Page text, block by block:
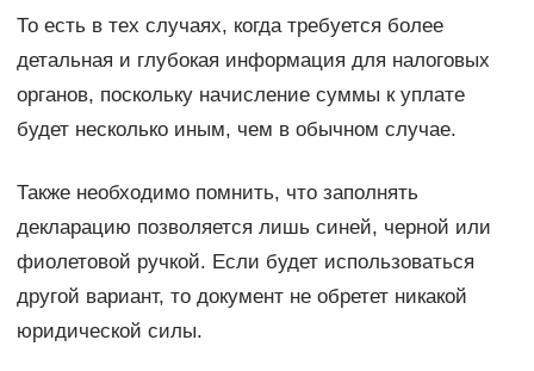
То есть в тех случаях, когда требуется более
детальная и глубокая информация для налоговых
органов, поскольку начисление суммы к уплате
будет несколько иным, чем в обычном случае.
Также необходимо помнить, что заполнять
декларацию позволяется лишь синей, черной или
фиолетовой ручкой. Если будет использоваться
другой вариант, то документ не обретет никакой
юридической силы.